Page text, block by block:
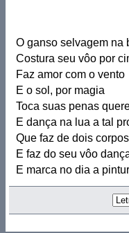
O ganso selvagem na
Costura seu vôo por
Faz amor com o vento
E o sol, por magia
Toca suas penas
E dança na lua a tal
Que faz de dois
E faz do seu vôo
E marca no dia a